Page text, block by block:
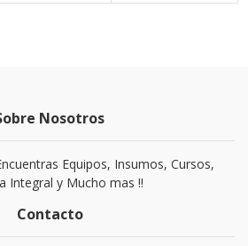
Nosotros
Equipos, Insumos, Cursos,
Integral y Mucho mas !!
Contacto